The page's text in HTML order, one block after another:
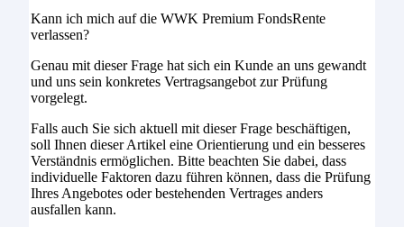
Kann ich mich auf die WWK Premium FondsRente
verlassen?
Genau mit dieser Frage hat sich ein Kunde an uns gewandt
und uns sein konkretes Vertragsangebot zur Prüfung
vorgelegt.
Falls auch Sie sich aktuell mit dieser Frage beschäftigen,
soll Ihnen dieser Artikel eine Orientierung und ein besseres
Verständnis ermöglichen. Bitte beachten Sie dabei, dass
individuelle Faktoren dazu führen können, dass die Prüfung
Ihres Angebotes oder bestehenden Vertrages anders
ausfallen kann.